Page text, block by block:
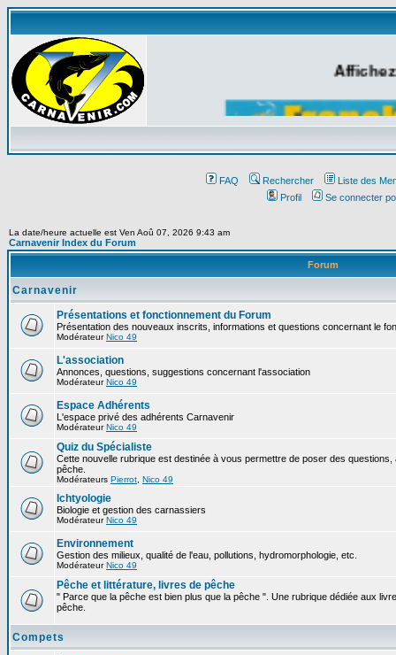
FAQ Rechercher
Liste des
Profil
Se connecter
La date/heure actuelle est Ven Aoû 07, 2026 9:43 am
Carnavenir Index du Forum
Forum
Carnavenir
Présentations et fonctionnement du Forum
Présentation des nouveaux inscrits, informations et questions concernant le
ModérateurNico 49
L'association
Annonces, questions, suggestions concernant l'association
ModérateurNico 49
Espace Adhérents
L'espace privé des adhérents Carnavenir
ModérateurNico 49
Quiz du Spécialiste
Cette nouvelle rubrique est destinée à vous permettre de poser des
pêche.
Modérateurs Pierrot Nico 49
Ichtyologie
Biologie et gestion des carnassiers
ModérateurNico 49
Environnement
Gestion des milieux, qualité de l'eau, pollutions, hydromorphologie, etc.
ModérateurNico 49
Pêche et littérature, livres de pêche
" Parce que la pêche est bien plus que la pêche ". Une rubrique dédiée aux
pêche.
Compets